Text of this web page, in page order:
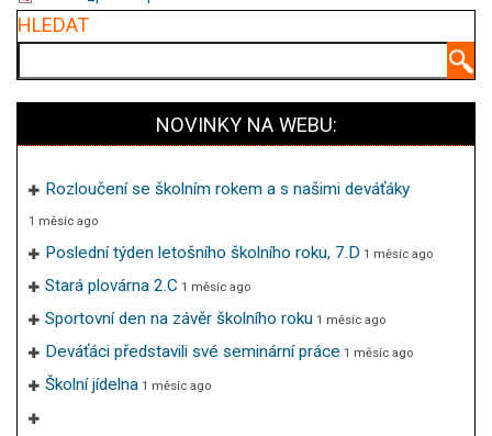
HLEDAT
NOVINKY NA WEBU:
Rozloučení se školním rokem a s našimi deváťáky
1 měsíc ago
Poslední týden letošního školního roku, 7.D 1 měsíc ago
Stará plovárna 2.C 1 měsíc ago
Sportovní den na závěr školního roku 1 měsíc ago
Deváťáci představili své seminární práce 1 měsíc ago
Školní jídelna 1 měsíc ago